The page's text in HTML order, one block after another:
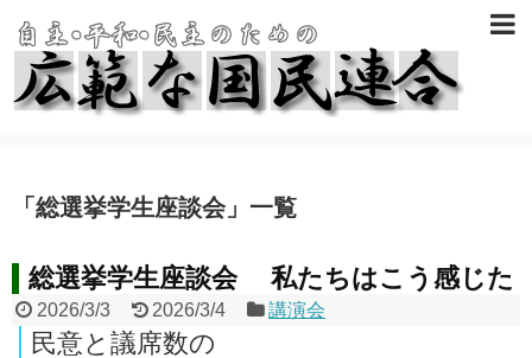
「 総選挙学生座談会」 一覧
総選挙学生座談会 私たちはこう感じた
2026/3/3 2026/3/4 講演会
民意と議席数の